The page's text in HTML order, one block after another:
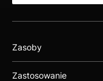
Zasoby
Zastosowanie